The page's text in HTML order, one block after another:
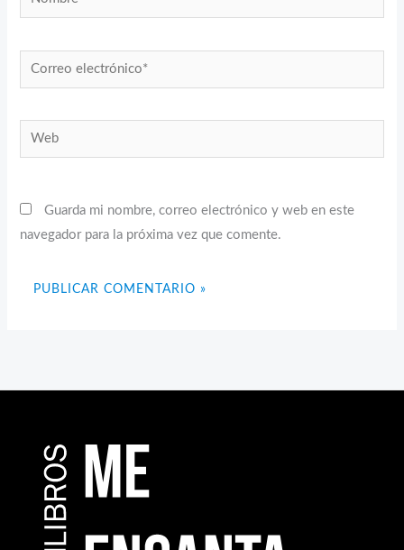
Correo
electrónico*
Web
Guarda mi nombre, correo electrónico y web en este
navegador para la próxima vez que comente.